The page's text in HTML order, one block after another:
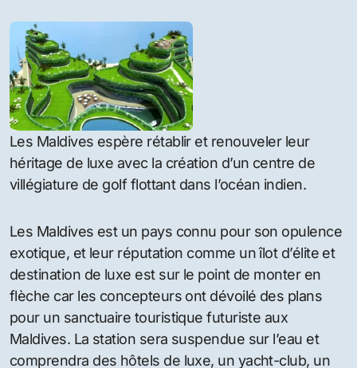
Les Maldives espère rétablir et renouveler leur
héritage de luxe avec la création d’un centre de
villégiature de golf flottant dans l’océan indien.
Les Maldives est un pays connu pour son opulence
exotique, et leur réputation comme un îlot d’élite et
destination de luxe est sur ​​le point de monter en
flèche car les concepteurs ont dévoilé des plans
pour un sanctuaire touristique futuriste aux
Maldives. La station sera suspendue sur l’eau et
comprendra des hôtels de luxe, un yacht-club, un